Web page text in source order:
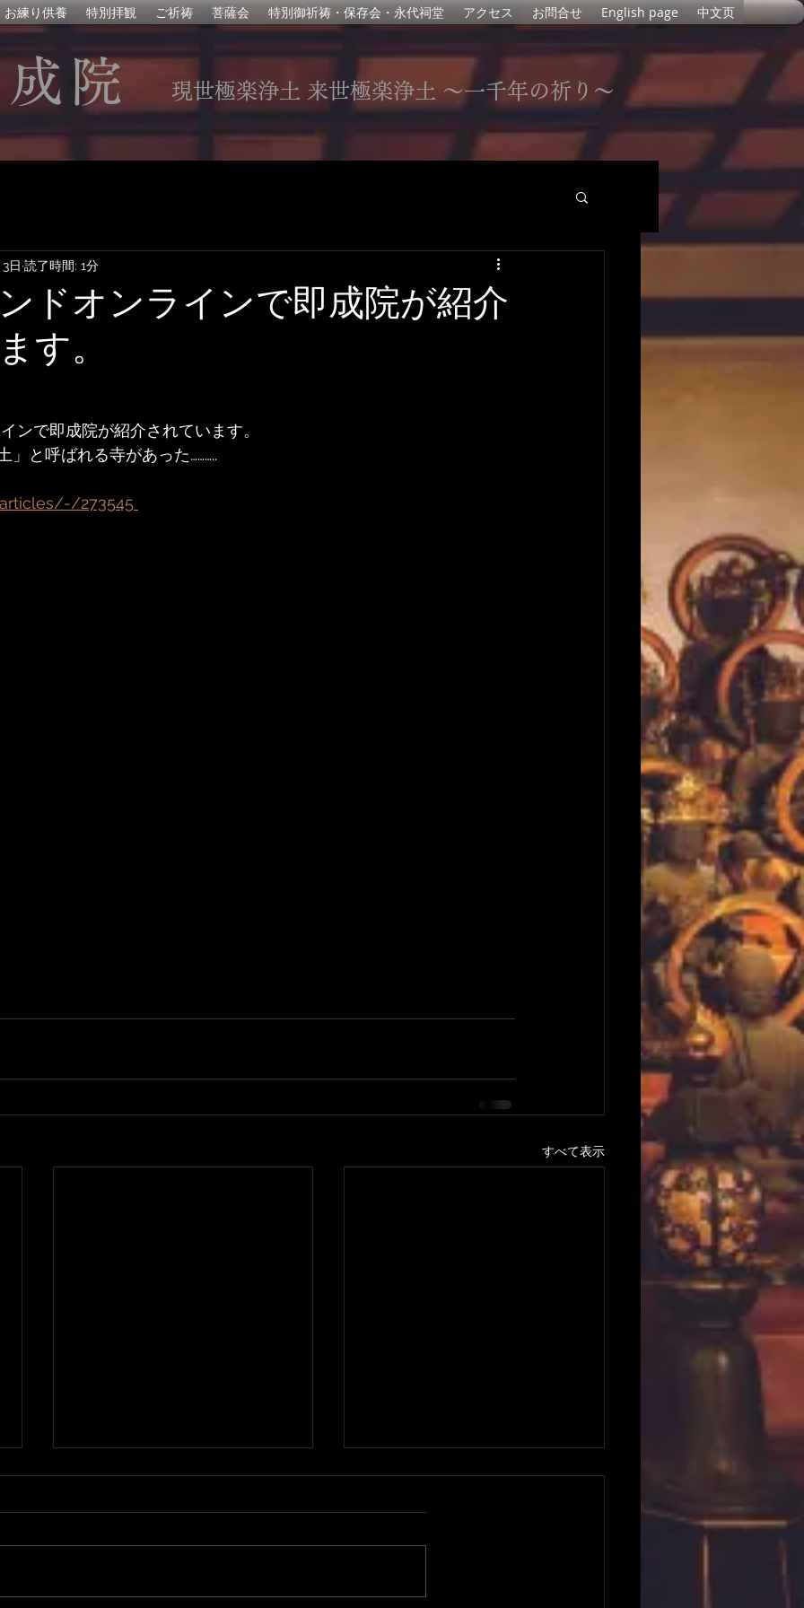
お練り供養 特別拝観 ご祈祷 菩薩会 特別御祈祷・保存会・永代祠堂 アクセス お問合せ English page 中文页
院 現世極楽浄土 来世極楽浄土 〜一千年の祈り〜
ドオンラインで即成院が紹介
す。
日 読了時間: 1分
ンで即成院が紹介されています。
」と呼ばれる寺があった………..
273545
すべて表示